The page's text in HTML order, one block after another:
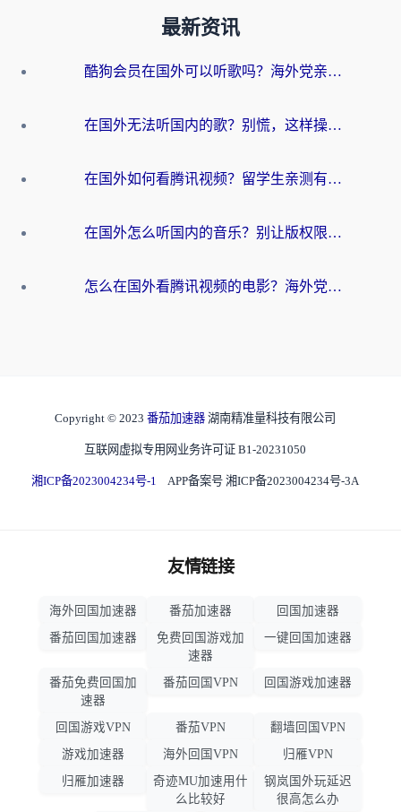
最新资讯
酷狗会员在国外可以听歌吗？海外党亲测有效：3步解决音乐权限难题
在国外无法听国内的歌？别慌，这样操作就能畅听QQ音乐（附亲测加速器推荐）
在国外如何看腾讯视频？留学生亲测有效的回国加速方案
在国外怎么听国内的音乐？别让版权限制断了你的华语歌单
怎么在国外看腾讯视频的电影？海外党亲测有效的回国加速指南
Copyright © 2023 番茄加速器 湖南精准量科技有限公司
互联网虚拟专用网业务许可证 B1-20231050
湘ICP备2023004234号-1 APP备案号 湘ICP备2023004234号-3A
友情链接
海外回国加速器 番茄加速器
回国加速器
番茄回国加速器
免费回国游戏加
速器
一键回国加速器
番茄免费回国加
速器
番茄回国VPN 回国游戏加速器
回国游戏VPN 番茄VPN
翻墙回国VPN
游戏加速器
海外回国VPN
归雁VPN
归雁加速器
奇迹MU加速用什
么比较好
钢岚国外玩延迟
很高怎么办